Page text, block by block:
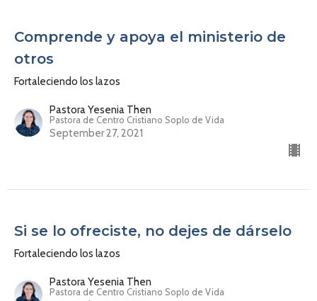
Comprende y apoya el ministerio de
otros
Fortaleciendo los lazos
Pastora Yesenia Then
Pastora de Centro Cristiano Soplo de Vida
September 27, 2021
Si se lo ofreciste, no dejes de dárselo
Fortaleciendo los lazos
Pastora Yesenia Then
Pastora de Centro Cristiano Soplo de Vida